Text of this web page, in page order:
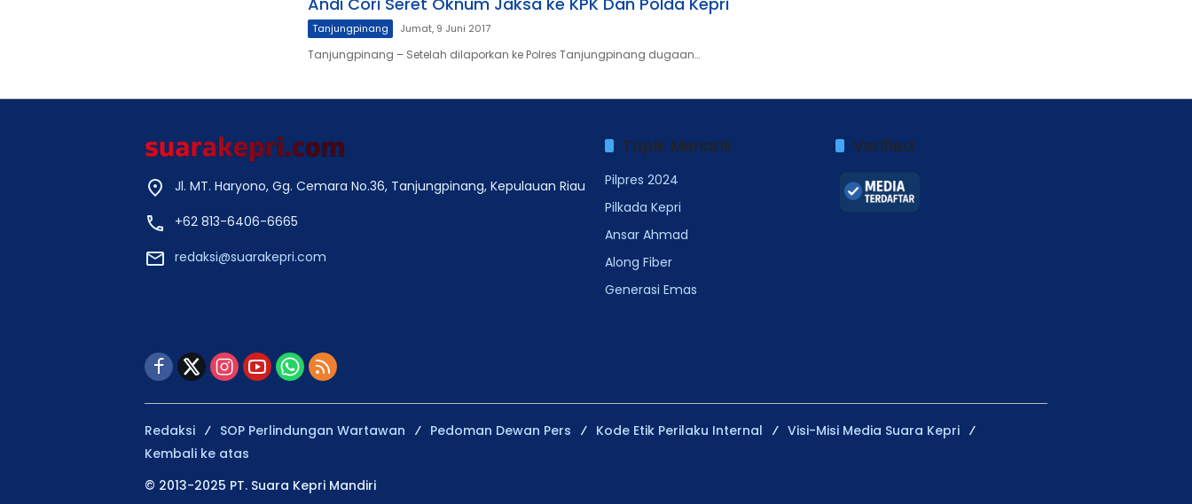
Tanjungpinang Jumat, 9 Juni 2017
Tanjungpinang – Setelah dilaporkan ke Polres Tanjungpinang dugaan…
Jl. MT. Haryono, Gg. Cemara No.36, Tanjungpinang, Kepulauan Riau
+62 813-6406-6665
redaksi@suarakepri.com
Topik Menarik
Pilpres 2024
Pilkada Kepri
Ansar Ahmad
Along Fiber
Generasi Emas
Verified
Redaksi SOP Perlindungan Wartawan Pedoman Dewan Pers Kode Etik Perilaku Internal
Visi-Misi Media Suara Kepri
Kembali ke atas
© 2013-2025 PT. Suara Kepri Mandiri